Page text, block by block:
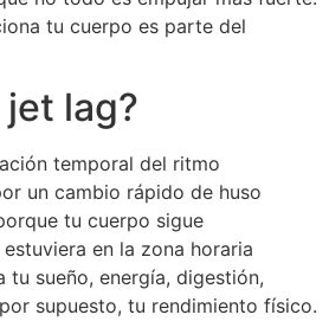
tu cuerpo es parte del
jet lag?
temporal del ritmo
un cambio rápido de huso
tu cuerpo sigue
en la zona horaria
tu sueño, energía, digestión,
supuesto, tu rendimiento físico.